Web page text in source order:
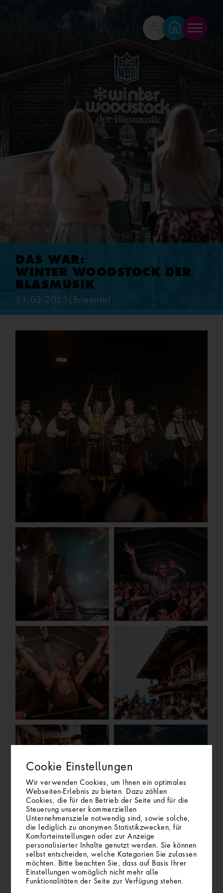
DAS WAR:
WINTER WOODSTOCK DER
BLASMUSIK
21.03.2025 | Brixental
WINTER
Cookie Einstellungen
Wir verwenden Cookies, um Ihnen ein optimales
Webseiten-Erlebnis zu bieten. Dazu zählen
Cookies, die für den Betrieb der Seite und für die
Steuerung unserer kommerziellen
Unternehmensziele notwendig sind, sowie solche,
die lediglich zu anonymen Statistikzwecken, für
Komforteinstellungen oder zur Anzeige
personalisierter Inhalte genutzt werden. Sie können
selbst entscheiden, welche Kategorien Sie zulassen
möchten. Bitte beachten Sie, dass auf Basis Ihrer
Einstellungen womöglich nicht mehr alle
Funktionalitäten der Seite zur Verfügung stehen.